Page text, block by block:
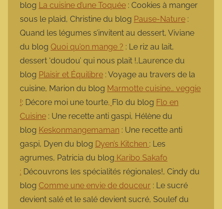
blog La cuisine d’une Toquée : Cookies à manger
sous le plaid, Christine du blog Pause-Nature :
Quand les légumes s’invitent au dessert, Viviane
du blog Quoi qu’on mange ? : Le riz au lait,
dessert ‘doudou’ qui nous plait !,Laurence du
blog Plaisir et Équilibre : Voyage au travers de la
cuisine, Marion du blog Marmotte cuisine… veggie
!: Décore moi une tourte, Flo du blog Flo en
Cuisine : Une recette anti gaspi, Hélène du
blog Keskonmangemaman : Une recette anti
gaspi, Dyen du blog Dyen’s Kitchen : Les
agrumes, Patricia du blog Karibo Sakafo
: Découvrons les spécialités régionales!, Cindy du
blog Comme une envie de douceur : Le sucré
devient salé et le salé devient sucré, Soulef du